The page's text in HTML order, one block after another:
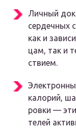
Лич­ный
сер­деч­ных
как и
цам, так и
стви­ем.
ка­ло­рий,
ров­ки —
те­лей